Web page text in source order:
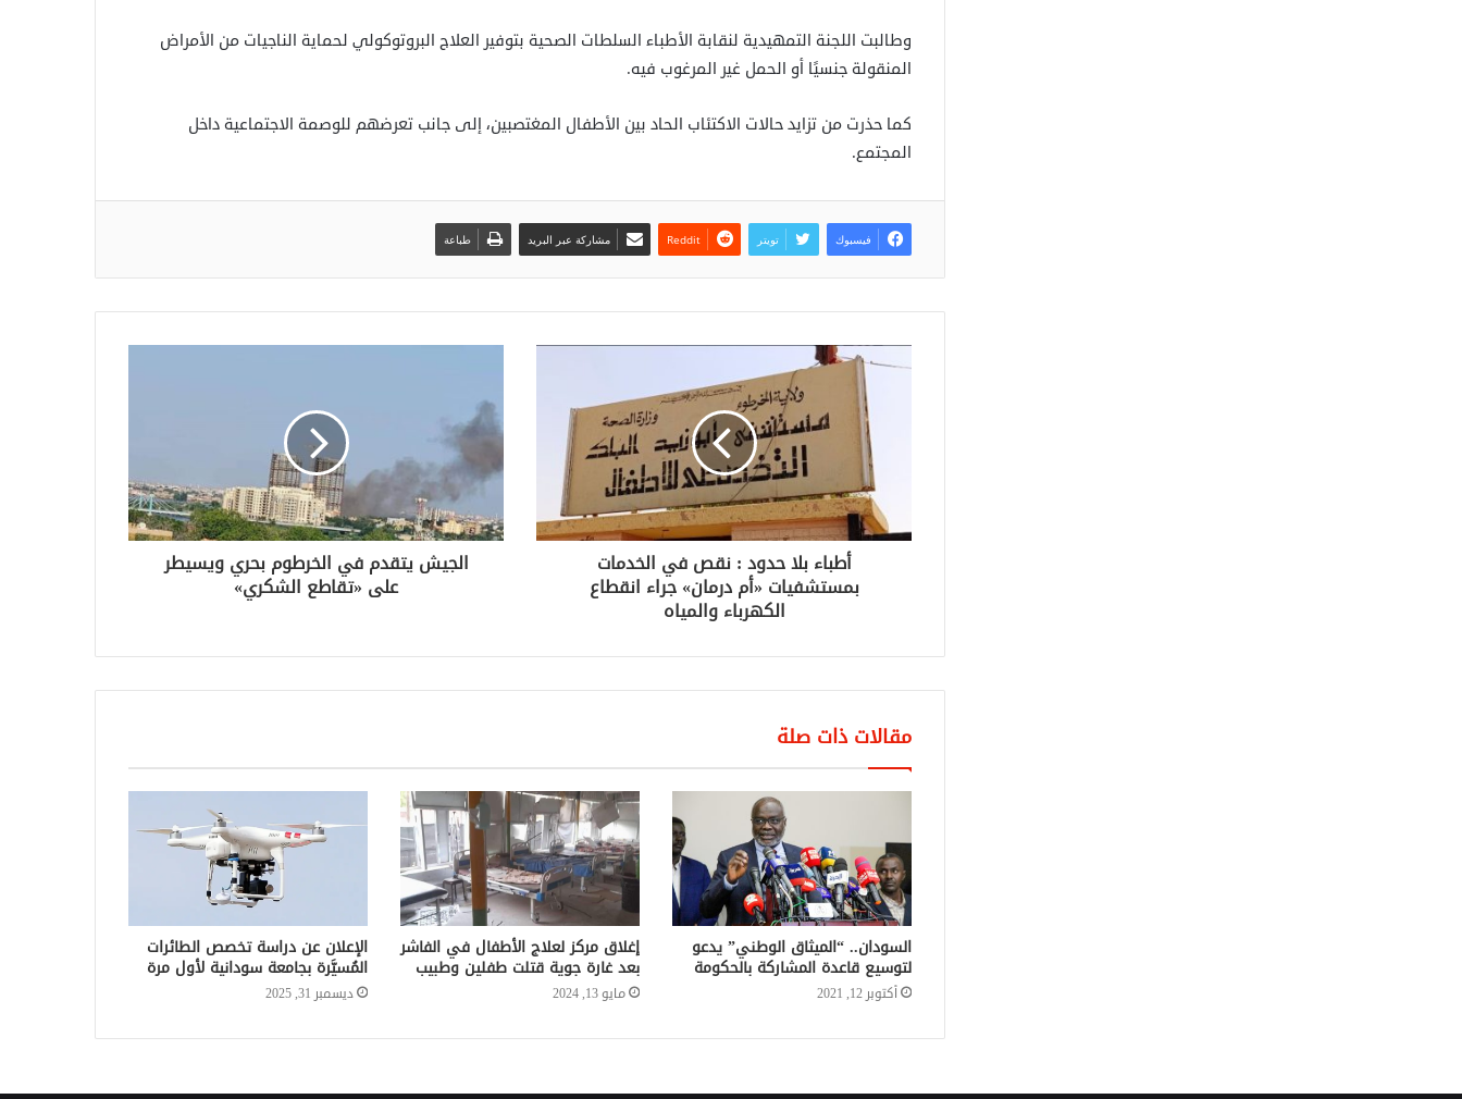
وطالبت اللجنة التمهيدية لنقابة الأطباء السلطات الصحية بتوفير العلاج البروتوكولي لحماية الناجيات من الأمراض
المنقولة جنسيًا أو الحمل غير المرغوب فيه.
كما حذرت من تزايد حالات الاكتئاب الحاد بين الأطفال المغتصبين، إلى جانب تعرضهم للوصمة الاجتماعية داخل
المجتمع.
فيسبوك تويتر مشاركة عبر البريد طباعة
أطباء بلا حدود : نقص في الخدمات
بمستشفيات «أم درمان» جراء انقطاع
الكهرباء والمياه
الجيش يتقدم في الخرطوم بحري ويسيطر
على «تقاطع الشكري»
مقالات ذات صلة
السودان.. “الميثاق الوطني” يدعو
لتوسيع قاعدة المشاركة بالحكومة
أكتوبر 12, 2021
إغلاق مركز لعلاج الأطفال في الفاشر
بعد غارة جوية قتلت طفلين وطبيب
مايو 13, 2024
الإعلان عن دراسة تخصص الطائرات
المُسيَّرة بجامعة سودانية لأول مرة
ديسمبر 31, 2025